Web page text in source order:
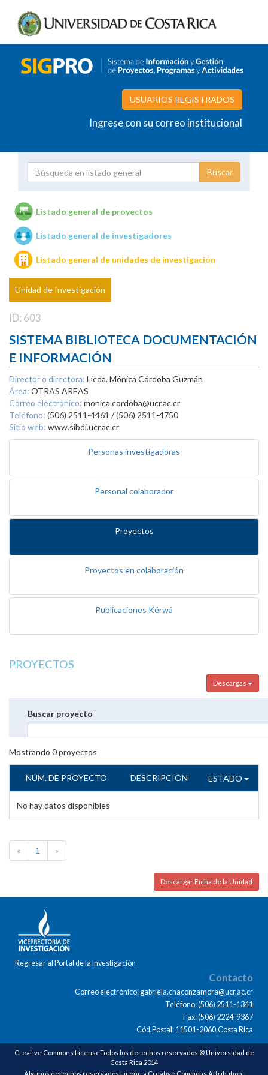
USUARIOS REGISTRADOS
Ingrese con su correo institucional
Unidades de investigación
Listado general de proyectos
Listado general de investigadores
Listado general de unidades de investigación
Unidad de Investigación
ID: 603
SISTEMA BIBLIOTECA DOCUMENTACIÓN
E INFORMACIÓN
Director o directora: Licda. Mónica Córdoba Guzmán
Área: OTRAS AREAS
Correo electrónico: monica.cordoba@ucr.ac.cr
Teléfono: (506) 2511-4461 / (506) 2511-4750
Sitio web: www.sibdi.ucr.ac.cr
Personas investigadoras
Personal colaborador
Proyectos
Proyectos en colaboración
Publicaciones Kérwá
PROYECTOS
Descargas
Buscar proyecto
Mostrando 0proyectos
NÚM. DE PROYECTO DESCRIPCIÓN ESTADO
No hay datos disponibles
« 1 »
Descargar Ficha de la Unidad
Regresar al Portal de la Investigación
Contacto
Correo electrónico: gabriela.chaconzamora@ucr.ac.cr
Teléfono: (506) 2511-1341
Fax: (506) 2224-9367
Cód.Postal: 11501-2060,Costa Rica
Creative Commons LicenseTodos los derechos reservados © Universidad de
Costa Rica 2014